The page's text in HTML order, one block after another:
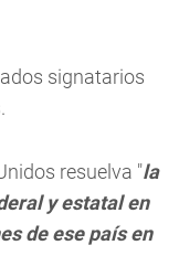
signatarios
resuelva "la
y estatal en
de ese país en